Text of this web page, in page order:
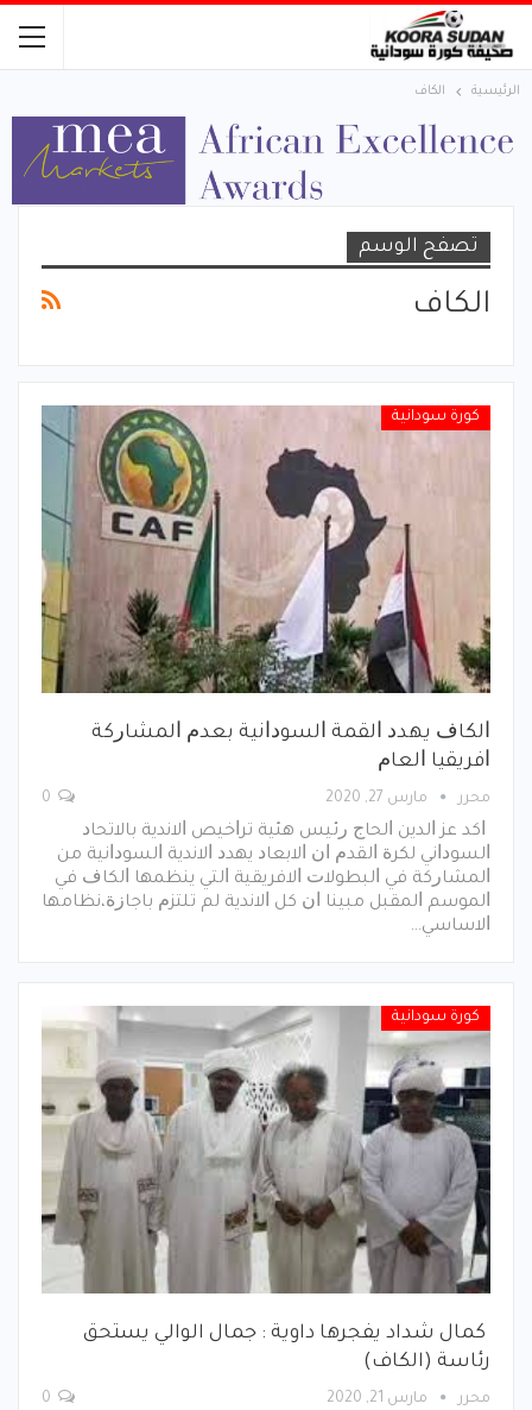
الرئيسية الكاف
تصفح الوسم
الكاف
كورة سودانية
ﺍﻟﻜﺎﻑ ﻳﻬﺪﺩ ﺍﻟﻘﻤﺔ ﺍﻟﺴﻮﺩﺍﻧﻴﺔ ﺑﻌﺪﻡ ﺍﻟﻤﺸﺎﺭﻛﺔ
ﺍﻓﺮﻳﻘﻴﺎ ﺍﻟﻌﺎﻡ
محرر مارس 27, 2020
ﺍﻛﺪ ﻋﺰ ﺍﻟﺪﻳﻦ ﺍﻟﺤﺎﺝ ﺭﺋﻴﺲ ﻫﺌﻴﺔ ﺗﺮﺍﺧﻴﺺ ﺍﻻﻧﺪﻳﺔ ﺑﺎﻻﺗﺤﺎﺩ
ﺍﻟﺴﻮﺩﺍﻧﻲ ﻟﻜﺮﺓ ﺍﻟﻘﺪﻡ ﺍﻥ ﺍﻻﺑﻌﺎﺩ ﻳﻬﺪﺩ ﺍﻻﻧﺪﻳﺔ ﺍﻟﺴﻮﺩﺍﻧﻴﺔ ﻣﻦ
ﺍﻟﻤﺸﺎﺭﻛﺔ ﻓﻲ ﺍﻟﺒﻄﻮﻻﺕ ﺍﻻﻓﺮﻳﻘﻴﺔ ﺍﻟﺘﻲ ﻳﻨﻈﻤﻬﺎ ﺍﻟﻜﺎﻑ ﻓﻲ
ﺍﻟﻤﻮﺳﻢ ﺍﻟﻤﻘﺒﻞ ﻣﺒﻴﻨﺎ ﺍﻥ ﻛﻞ ﺍﻻﻧﺪﻳﺔ ﻟﻢ ﺗﻠﺘﺰﻡ ﺑﺎﺟﺎﺯﺓ،ﻧﻈﺎﻣﻬﺎ
ﺍﻻﺳﺎﺳﻲ…
كورة سودانية
كمال شداد يفجرها داوية : جمال الوالي يستحق
رئاسة (الكاف)
محرر مارس 21, 2020